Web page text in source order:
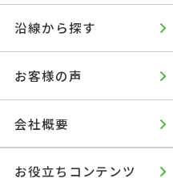
沿線から探す
お客様の声
会社概要
お役立ちコンテンツ